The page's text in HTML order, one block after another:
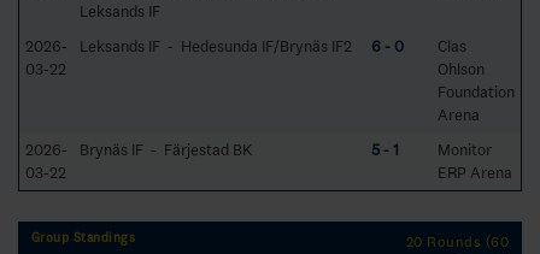
Leksands IF
2026-
03-22
Leksands IF - Hedesunda IF/Brynäs IF2 6 - 0
Clas
Ohlson
Foundation
Arena
2026-
03-22
Brynäs IF - Färjestad BK 5 - 1
Monitor
ERP Arena
Group Standings
20 Rounds (60